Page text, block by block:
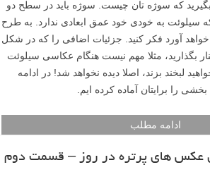
بگیرید که سوژه تان چیست. سوژه باید در سطح دو
سیلوئت به خودی خود عمق ابعادی ندارد. به طرح
آورد فکر کنید. جزئیات اضافی را که در شکل
بگذارید، مثلا مهم نیست هنگام عکاسی سیلوئت
لبخند بزند، اصلا دیده نخواهد شد! در ادامه
را برایتان آماده کرده ایم.
ادامه مطلب
عکس های پرتره در روز – قسمت دوم